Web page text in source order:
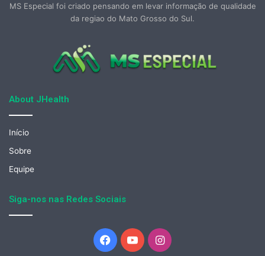
MS Especial foi criado pensando em levar informação de qualidade
da regiao do Mato Grosso do Sul.
About JHealth
Início
Sobre
Equipe
Siga-nos nas Redes Sociais
Facebook
YouTubeInstagram